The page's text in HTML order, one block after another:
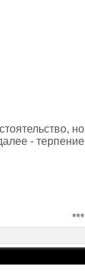
но
- терпение
***